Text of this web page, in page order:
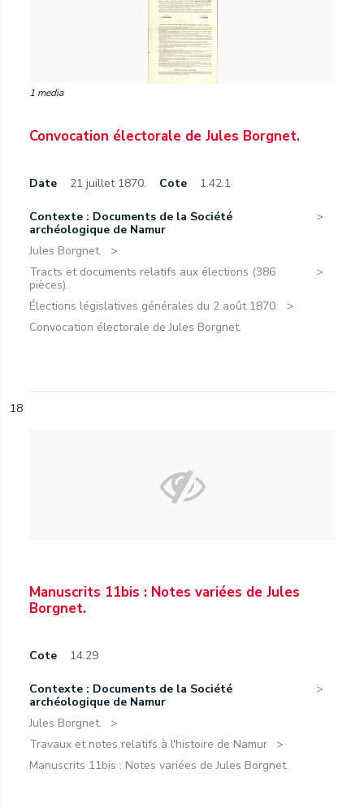
1 media
Convocation électorale de Jules Borgnet.
Date 21 juillet 1870. Cote 1.42.1
Contexte : Documents de la Société
archéologique de Namur
Jules Borgnet.
Tracts et documents relatifs aux élections (386
pièces).
Élections législatives générales du 2 août 1870.
Convocation électorale de Jules Borgnet.
18
Manuscrits 11bis : Notes variées de Jules
Borgnet.
Cote 14.29
Contexte : Documents de la Société
archéologique de Namur
Jules Borgnet.
Travaux et notes relatifs à l'histoire de Namur
Manuscrits 11bis : Notes variées de Jules Borgnet.